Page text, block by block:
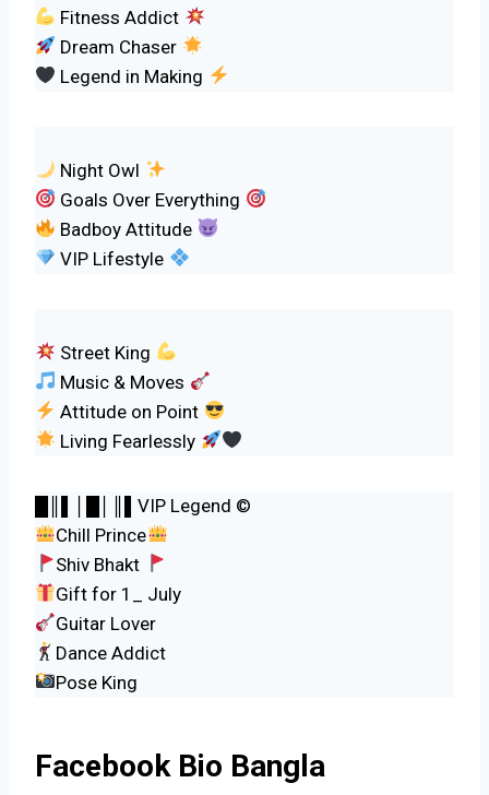
Fitness Addict
Dream Chaser
Legend in Making
Night Owl
Goals Over Everything
Badboy Attitude
VIP Lifestyle
Street King
Music & Moves
Attitude on Point
Living Fearlessly
█║▌│█│║▌VIP Legend ©
Chill Prince
Shiv Bhakt
Gift for 1_ July
Guitar Lover
Dance Addict
Pose King
Facebook Bio Bangla